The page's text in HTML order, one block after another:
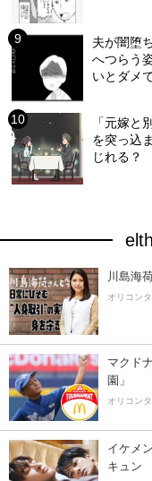
夫が闇堕
へつらう
いとダメ
「元嫁と
を突っ込
じれる？
川島海
オリコン
マクド
園」
オリコン
イケメ
キュン